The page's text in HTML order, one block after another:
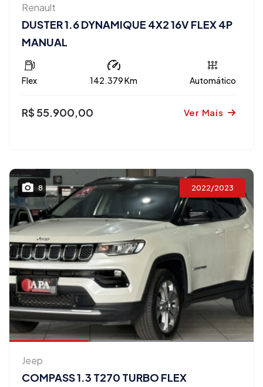
Renault
DUSTER 1.6 DYNAMIQUE 4X2 16V FLEX 4P
MANUAL
Flex 142.379 Km Automático
R$ 55.900,00 Ver Mais
8 2022/2023
Jeep
COMPASS 1.3 T270 TURBO FLEX